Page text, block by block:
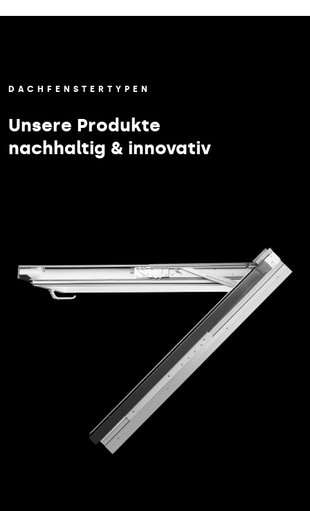
DACHFENSTERTYPEN
Unsere Produkte
nachhaltig & innovativ